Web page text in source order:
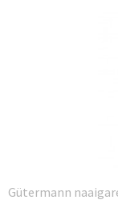
Gütermann